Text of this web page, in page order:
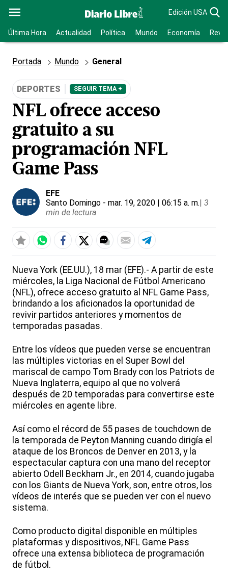
Edición USA
Última Hora Actualidad Política Mundo Economía
Portada Mundo General
DEPORTES SEGUIR TEMA +
NFL ofrece acceso
gratuito a su
programación NFL
Game Pass
EFE
Santo Domingo - mar. 19, 2020 | 06:15 a. m.| 3
min de lectura
Nueva York (EE.UU.), 18 mar (EFE).- A partir de este
miércoles, la Liga Nacional de Fútbol Americano
(NFL), ofrece acceso gratuito al NFL Game Pass,
brindando a los aficionados la oportunidad de
revivir partidos anteriores y momentos de
temporadas pasadas.
Entre los vídeos que pueden verse se encuentran
las múltiples victorias en el Super Bowl del
mariscal de campo Tom Brady con los Patriots de
Nueva Inglaterra, equipo al que no volverá
después de 20 temporadas para convertirse este
miércoles en agente libre.
Así como el récord de 55 pases de touchdown de
la temporada de Peyton Manning cuando dirigía el
ataque de los Broncos de Denver en 2013, y la
espectacular captura con una mano del receptor
abierto Odell Beckham Jr., en 2014, cuando jugaba
con los Giants de Nueva York, son, entre otros, los
vídeos de interés que se pueden ver con el nuevo
sistema.
Como producto digital disponible en múltiples
plataformas y dispositivos, NFL Game Pass
ofrece una extensa biblioteca de programación
de fútbol.